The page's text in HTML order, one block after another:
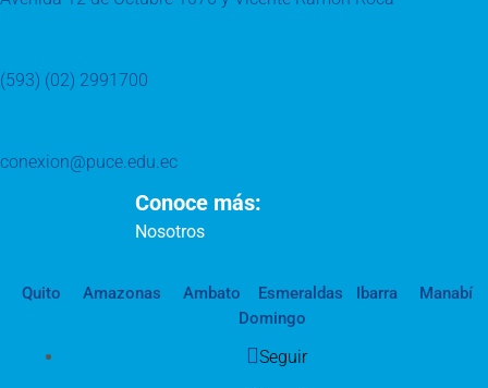
(593) (02) 2991700
conexion@puce.edu.ec
Conoce más:
Nosotros
Quito Amazonas Ambato Esmeraldas Ibarra
Manabí
Domingo
Seguir